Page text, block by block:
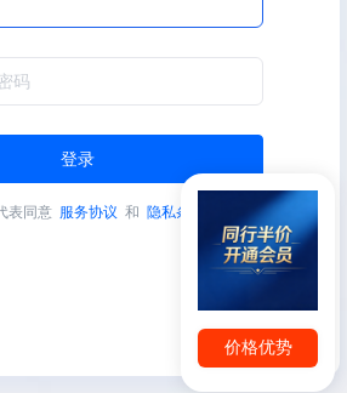
价格优势
登录
表同意 服务协议 和 隐私条款